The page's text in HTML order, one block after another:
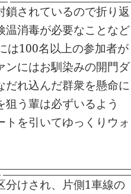
されているので折り返
温消毒が必要なことなど
は100名以上の参加者が
ンにはお馴染みの開門ダ
だれ込んだ群衆を懸命に
う輩は必ずいるよう
を引いてゆっくりウォ
けされ、片側1車線の